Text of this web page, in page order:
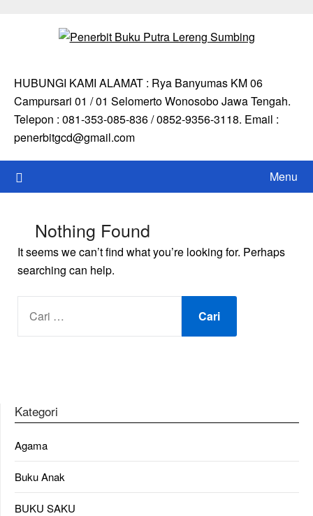
HUBUNGI KAMI ALAMAT : Rya Banyumas KM 06
Campursari 01 / 01 Selomerto Wonosobo Jawa Tengah.
Telepon : 081-353-085-836 / 0852-9356-3118. Email :
penerbitgcd@gmail.com
Menu
Nothing Found
It seems we can’t find what you’re looking for. Perhaps
searching can help.
UNTUK:
Kategori
Agama
Buku Anak
BUKU SAKU